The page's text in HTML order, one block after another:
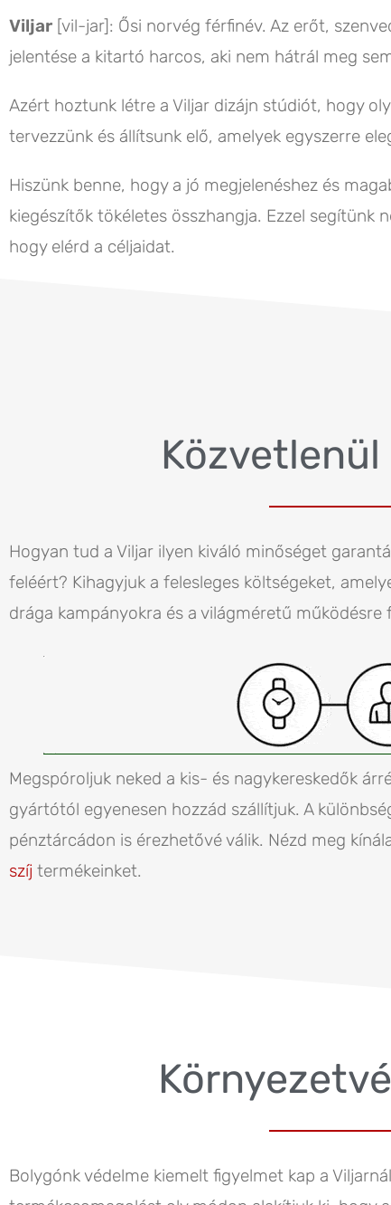
Viljar [vil-jar]: Ősi norvég férfinév. Az erőt,
jelentése a kitartó harcos, aki nem hátrál meg
Azért hoztunk létre a Viljar dizájn stúdiót, hogy
tervezzünk és állítsunk elő, amelyek egyszerre
Hiszünk benne, hogy a jó megjelenéshez és
kiegészítők tökéletes összhangja. Ezzel segítünk
hogy elérd a céljaidat.
Közvetlenül
Hogyan tud a Viljar ilyen kiváló minőséget
feléért? Kihagyjuk a felesleges költségeket,
drága kampányokra és a világméretű működésre
Megspóroljuk neked a kis- és nagykereskedők
gyártótól egyenesen hozzád szállítjuk. A
pénztárcádon is érezhetővé válik. Nézd meg
szíj termékeinket.
Bolygónk védelme kiemelt figyelmet kap a